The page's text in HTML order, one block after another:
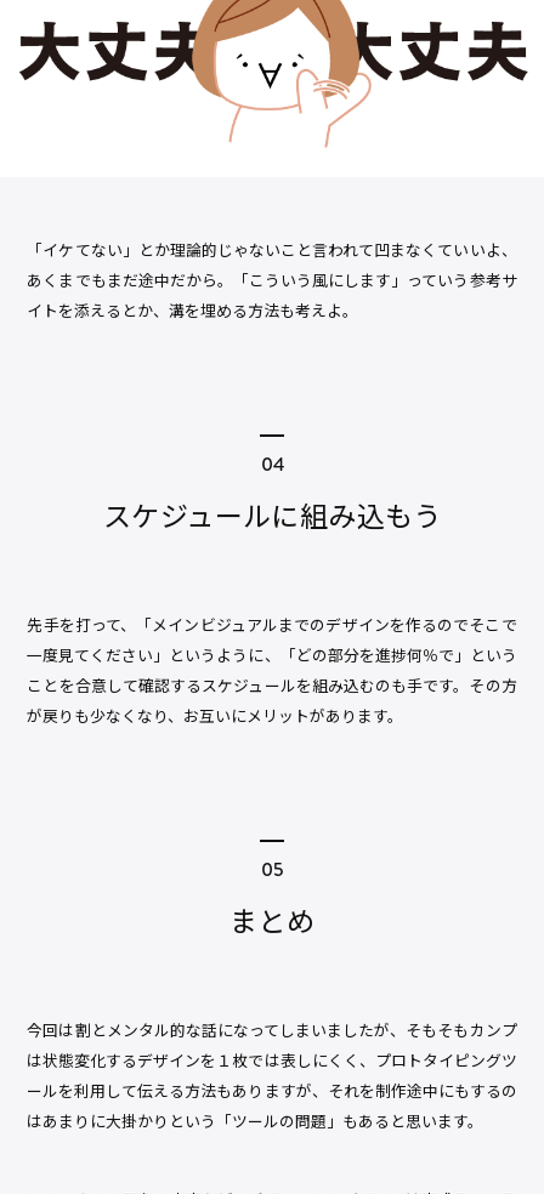
「イケてない」とか理論的じゃないこと言われて凹まなくていいよ、
あくまでもまだ途中だから。「こういう風にします」っていう参考サ
イトを添えるとか、溝を埋める方法も考えよ。
スケジュールに組み込もう
先手を打って、「メインビジュアルまでのデザインを作るのでそこで
一度見てください」というように、「どの部分を進捗何％で」という
ことを合意して確認するスケジュールを組み込むのも手です。その方
が戻りも少なくなり、お互いにメリットがあります。
まとめ
今回は割とメンタル的な話になってしまいましたが、そもそもカンプ
は状態変化するデザインを１枚では表しにくく、プロトタイピングツ
ールを利用して伝える方法もありますが、それを制作途中にもするの
はあまりに大掛かりという「ツールの問題」もあると思います。